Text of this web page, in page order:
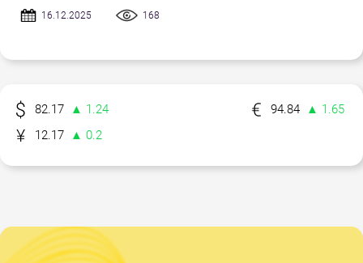
16.12.2025 168
82.17 ▲ 1.24 94.84
▲ 1.65
12.17
▲ 0.2